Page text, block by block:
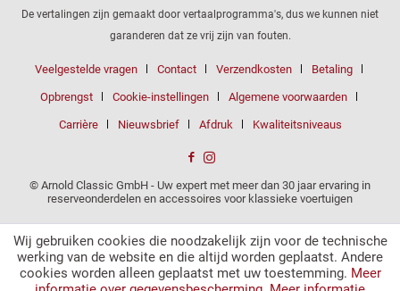
De vertalingen zijn gemaakt door vertaalprogramma's, dus we kunnen niet
garanderen dat ze vrij zijn van fouten.
Veelgestelde vragen Contact Verzendkosten Betaling
Opbrengst Cookie-instellingen Algemene voorwaarden
Carrière Nieuwsbrief Afdruk Kwaliteitsniveaus
© Arnold Classic GmbH - Uw expert met meer dan 30 jaar ervaring in
reserveonderdelen en accessoires voor klassieke voertuigen
Wij gebruiken cookies die noodzakelijk zijn voor de technische
werking van de website en die altijd worden geplaatst. Andere
cookies worden alleen geplaatst met uw toestemming. Meer